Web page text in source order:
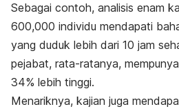
Sebagai contoh, analisis enam
600,000 individu mendapati
yang duduk lebih dari 10 jam
pejabat, rata-ratanya,
34% lebih tinggi.
Menariknya, kajian juga